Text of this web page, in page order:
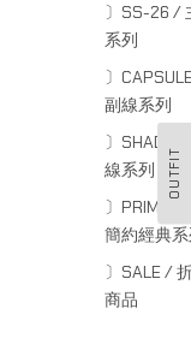
〕SS-26 /
系列
〕
副線系列
〕SHADE /
線系列
〕
簡約經典
〕SALE /
商品
OUTFIT